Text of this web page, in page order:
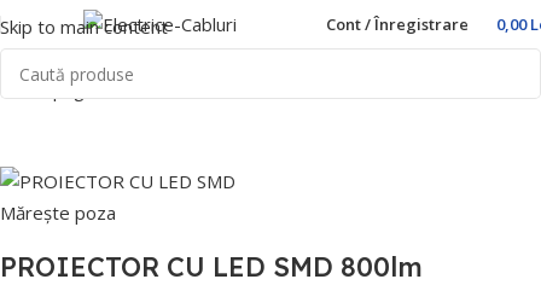
Skip to main content Cont / Înregistrare 0,00
Prima pagină
Mărește poza
PROIECTOR CU LED SMD 800lm